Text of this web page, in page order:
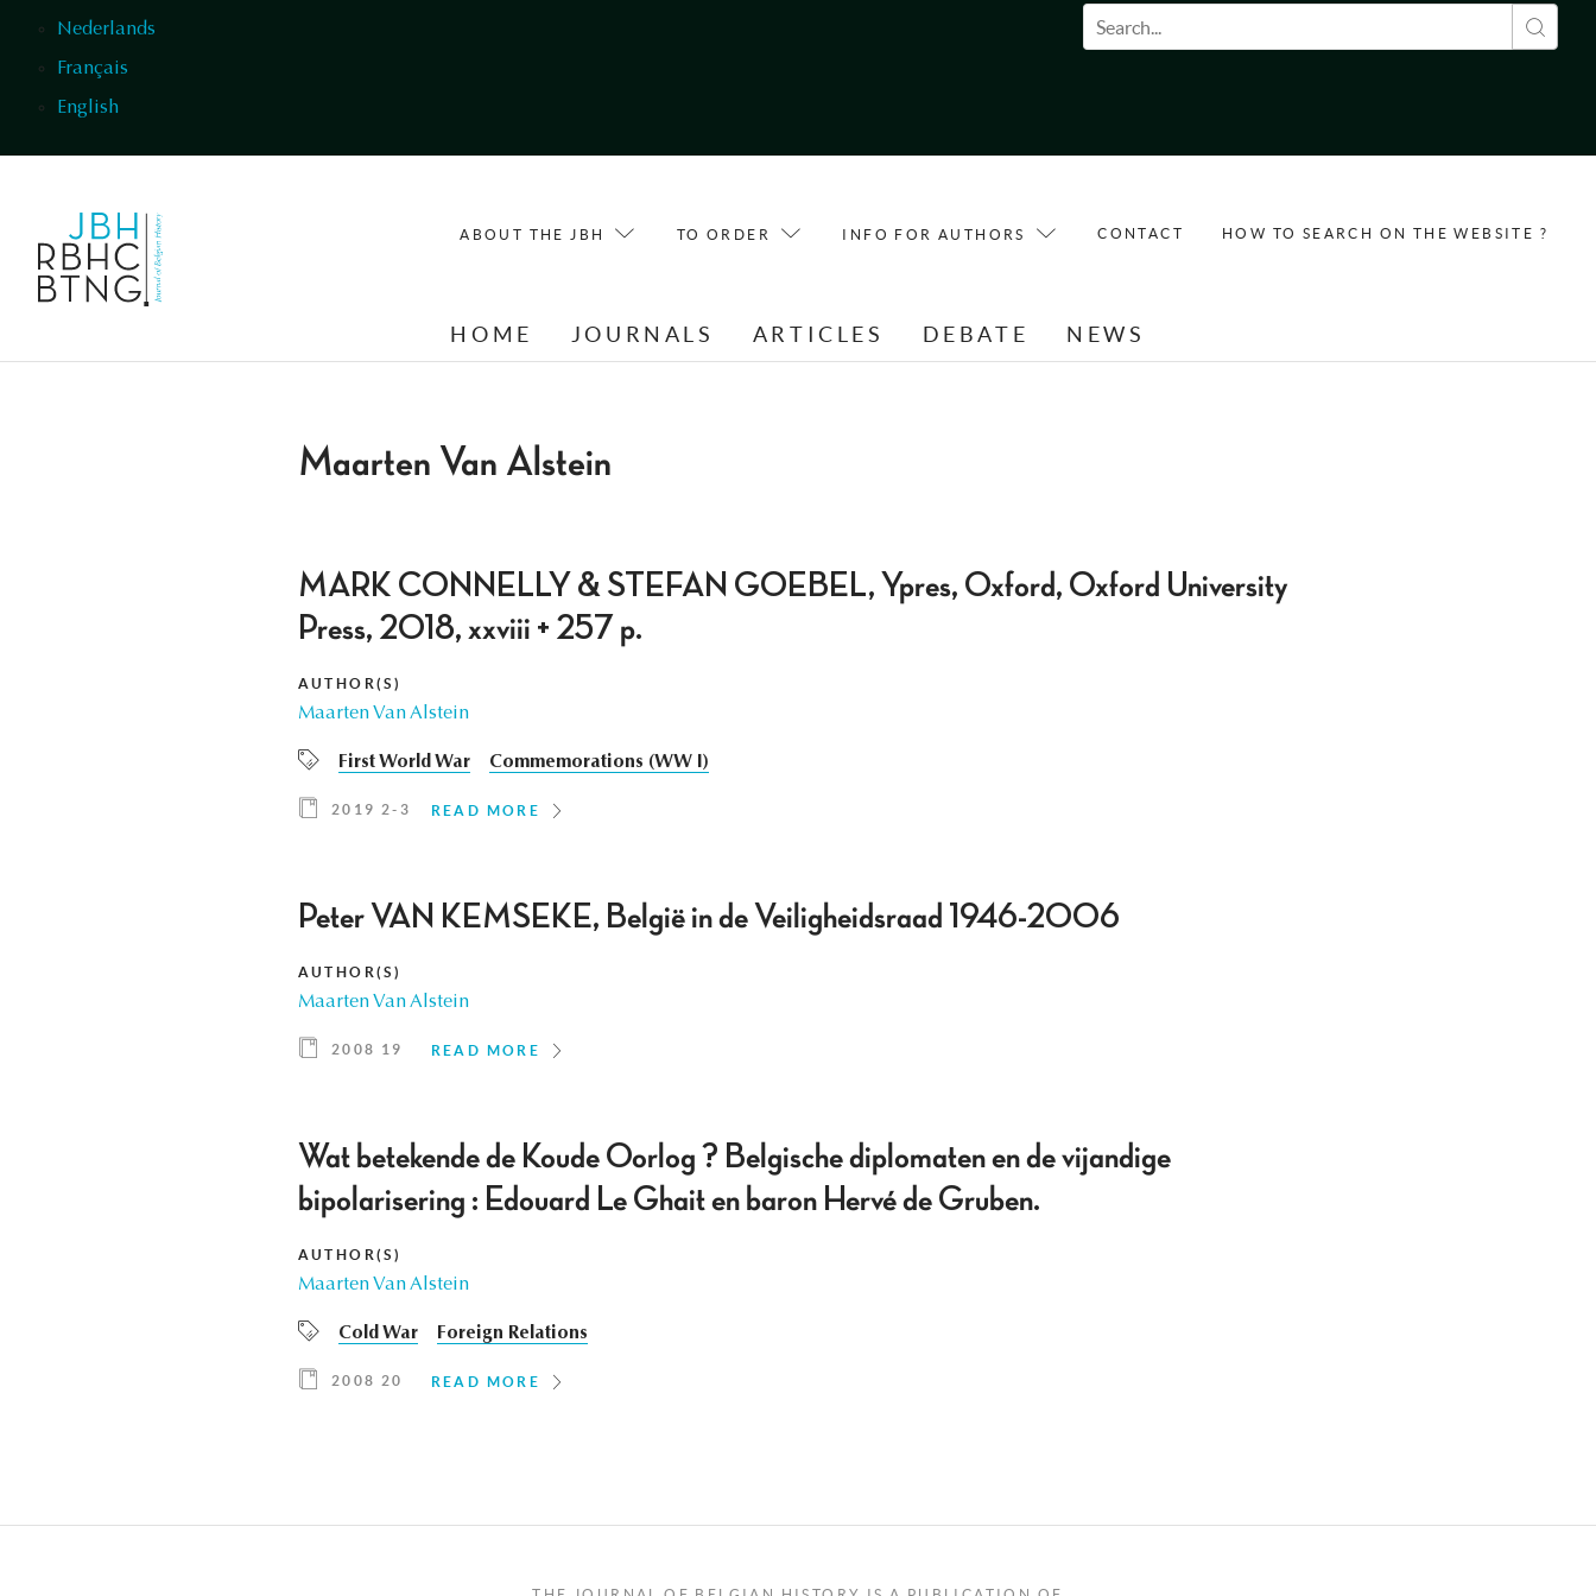
Nederlands
Français
English
Search form
ABOUT THE JBH TO ORDER INFO FOR AUTHORS CONTACT HOW TO SEARCH ON THE WEBSITE ?
HOME JOURNALS ARTICLES DEBATE NEWS
Maarten Van Alstein
MARK CONNELLY & STEFAN GOEBEL, Ypres, Oxford, Oxford University
Press, 2018, xxviii + 257 p.
AUTHOR(S)
Maarten Van Alstein
First World War Commemorations (WW I)
2019 2-3 READ MORE
Peter VAN KEMSEKE, België in de Veiligheidsraad 1946-2006
AUTHOR(S)
Maarten Van Alstein
2008 19 READ MORE
Wat betekende de Koude Oorlog ? Belgische diplomaten en de vijandige
bipolarisering : Edouard Le Ghait en baron Hervé de Gruben.
AUTHOR(S)
Maarten Van Alstein
Cold War Foreign Relations
2008 20 READ MORE